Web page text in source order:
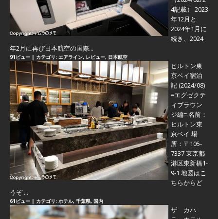
4記載） 2023
年12月と
2024年1月に
続き、2024
年2月に再び日本航空の国際...
91ビュー | カテゴリ: エアライン, レビュー, 日本航空
ヒルトン東
京ベイ宿泊
記 (2024/08)
=エグゼクテ
ィブラウン
ジ編=名前：
ヒルトン東
京ベイ 場
所：〒105-
7337 東京都
港区東新橋1-
9-1 地図はこ
ちらからど
うぞ ...
61ビュー | カテゴリ: ホテル, 千葉県, 国内
ザ カハ